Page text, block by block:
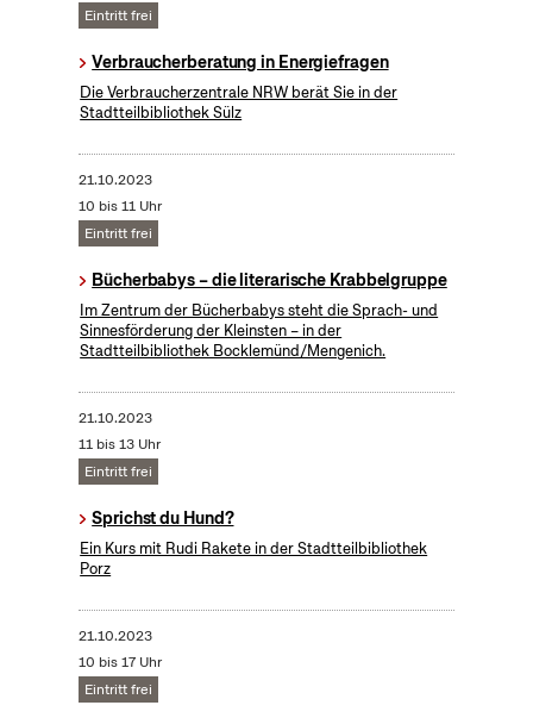
Eintritt frei
Verbraucherberatung in Energiefragen
Die Verbraucherzentrale NRW berät Sie in der
Stadtteilbibliothek Sülz
21.10.2023
10 bis 11 Uhr
Eintritt frei
Bücherbabys – die literarische Krabbelgruppe
Im Zentrum der Bücherbabys steht die Sprach- und
Sinnesförderung der Kleinsten – in der
Stadtteilbibliothek Bocklemünd/Mengenich.
21.10.2023
11 bis 13 Uhr
Eintritt frei
Sprichst du Hund?
Ein Kurs mit Rudi Rakete in der Stadtteilbibliothek
Porz
21.10.2023
10 bis 17 Uhr
Eintritt frei